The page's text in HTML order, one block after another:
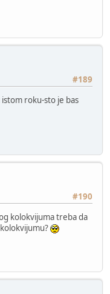
#189
roku-sto je bas
#190
kolokvijuma treba da